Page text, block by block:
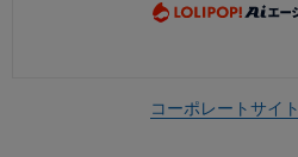
コーポレートサイト